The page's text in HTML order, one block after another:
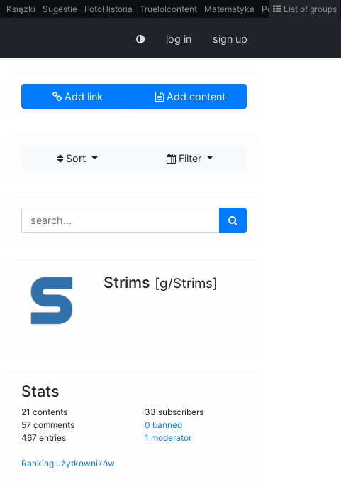
Książki Sugestie FotoHistoria Truelolcontent Matematyka Polska
intern
List of groups
log in sign up
Add link Add content
Sort Filter
Strims [g/Strims]
Stats
21 contents
57 comments
467 entries
33 subscribers
0 banned
1 moderator
Ranking użytkowników